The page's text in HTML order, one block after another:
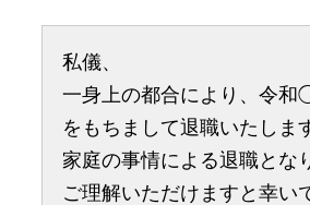
私儀、
一身上の都合により、令
をもちまして退職いたしま
家庭の事情による退職とな
ご理解いただけますと幸い